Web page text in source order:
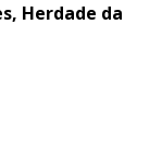
Herdade da